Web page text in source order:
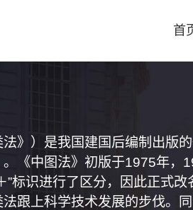
首
》）是我国建国后编制出版
《中图法》初版于1975年，
标识进行了区分，因此正式
跟上科学技术发展的步伐。